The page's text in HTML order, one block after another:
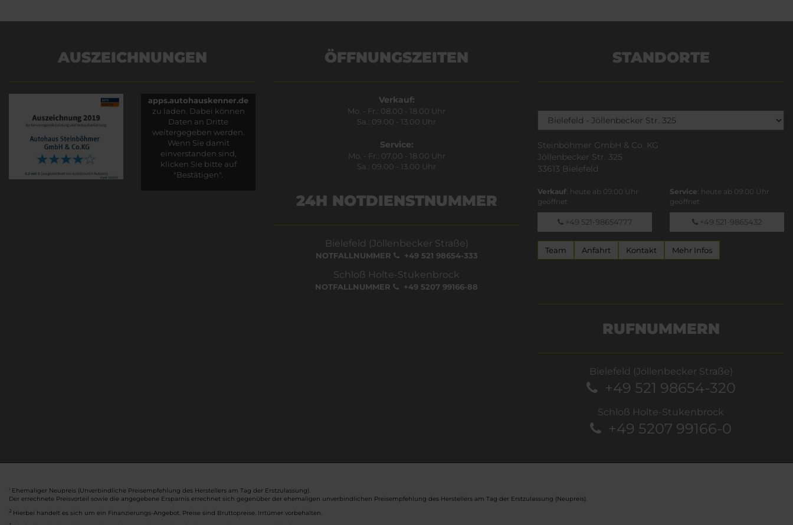
AUSZEICHNUNGEN
apps.autohauskenner.de
zu laden. Dabei können
Daten an Dritte
weitergegeben werden.
Wenn Sie damit
einverstanden sind,
klicken Sie bitte auf
"Bestätigen".
ÖFFNUNGSZEITEN
Verkauf:
Mo. - Fr.: 08.00 - 18.00 Uhr
Sa.: 09.00 - 13.00 Uhr
Service:
Mo. - Fr.: 07.00 - 18.00 Uhr
Sa.: 09.00 - 13.00 Uhr
24H NOTDIENSTNUMMER
Bielefeld (Jöllenbecker Straße)
NOTFALLNUMMER +49 521 98654-333
Schloß Holte-Stukenbrock
NOTFALLNUMMER +49 5207 99166-88
STANDORTE
Steinböhmer GmbH & Co. KG
Jöllenbecker Str. 325
33613 Bielefeld
Verkauf: heute ab 09:00 Uhr
geöffnet
+49 521-98654777
Service: heute ab 09:00 Uhr
geöffnet
+49 521-9865432
Team Anfahrt Kontakt Mehr Infos
RUFNUMMERN
Bielefeld (Jöllenbecker Straße)
+49 521 98654-320
Schloß Holte-Stukenbrock
+49 5207 99166-0
1 Ehemaliger Neupreis (Unverbindliche Preisempfehlung des Herstellers am Tag der Erstzulassung).
Der errechnete Preisvorteil sowie die angegebene Ersparnis errechnet sich gegenüber der ehemaligen unverbindlichen Preisempfehlung des Herstellers am Tag der Erstzulassung (Neupreis).
2 Hierbei handelt es sich um ein Finanzierungs-Angebot. Preise sind Bruttopreise. Irrtümer vorbehalten.